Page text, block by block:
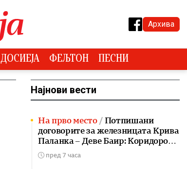
Архива
ДОСИЕЈА ФЕЉТОН ПЕСНИ
Најнови вести
На прво место
Потпишани
договорите за железницата Крива
Паланка – Деве Баир: Коридорот 8
е врвен приоритет
пред 7 часа